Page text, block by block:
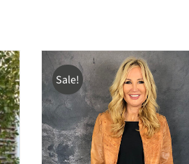
Sale!